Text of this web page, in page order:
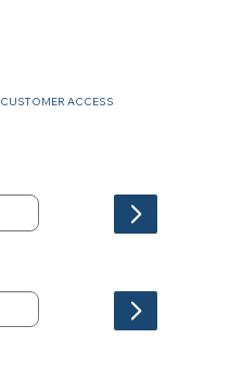
CUSTOMER ACCESS